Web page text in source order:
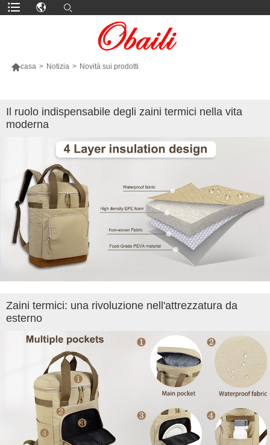
casa > Notizia > Novità sui prodotti
Il ruolo indispensabile degli zaini termici nella vita
moderna
Zaini termici: una rivoluzione nell'attrezzatura da
esterno